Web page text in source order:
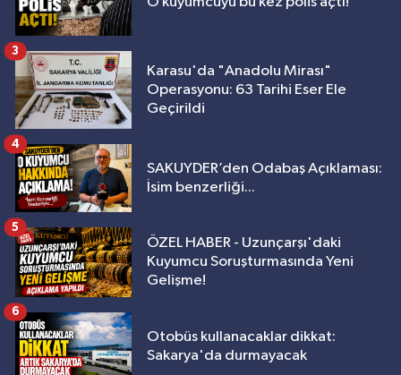
Karasu'da "Anadolu Mirası"
Operasyonu: 63 Tarihi Eser Ele
Geçirildi
3
SAKUYDER’den Odabaş Açıklaması:
İsim benzerliği...
4
ÖZEL HABER - Uzunçarşı'daki
Kuyumcu Soruşturmasında Yeni
Gelişme!
5
Otobüs kullanacaklar dikkat:
Sakarya'da durmayacak
6